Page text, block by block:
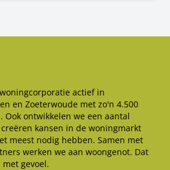
actief in
en Zoeterwoude met zo'n 4.500
Ook ontwikkelen we een aantal
kansen in de woningmarkt
meest nodig hebben. Samen met
werken we aan woongenot. Dat
gevoel.